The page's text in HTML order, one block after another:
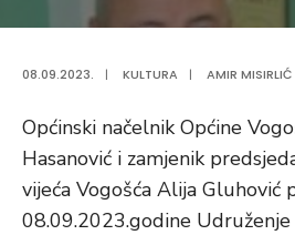
08.09.2023. | KULTURA | AMIR MISIRLIĆ
Općinski načelnik Općine
Hasanović i zamjenik
vijeća Vogošća Alija Gluhović
08.09.2023.godine